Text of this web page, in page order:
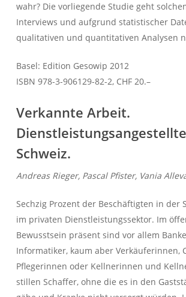
wahr? Die vorliegende Studie geht
Interviews und aufgrund statistischer
qualitativen und quantitativen Analysen
Basel: Edition Gesowip 2012
ISBN 978-3-906129-82-2, CHF 20.–
Verkannte Arbeit.
Schweiz.
Andreas Rieger, Pascal Pfister, Vania
Sechzig Prozent der Beschäftigten in der
im privaten Dienstleistungssektor. Im
Bewusstsein präsent sind vor allem
Informatiker, kaum aber Verkäuferinnen,
Pflegerinnen oder Kellnerinnen und
stillen Schaffer, ohne die es in den